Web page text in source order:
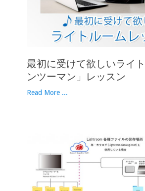
最初に受けて欲しいライ
ンツーマン」レッスン
Read More ...